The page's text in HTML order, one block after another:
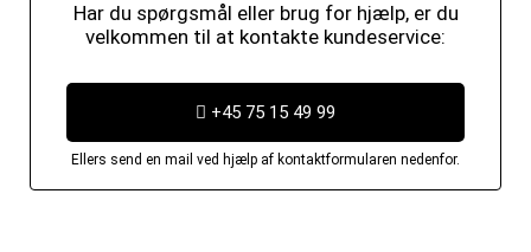
Har du spørgsmål eller brug for hjælp, er du
velkommen til at kontakte kundeservice:
+45 75 15 49 99
Ellers send en mail ved hjælp af kontaktformularen nedenfor.